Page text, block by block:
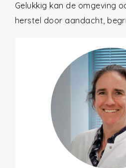
Gelukkig kan de omgeving
herstel door aandacht,